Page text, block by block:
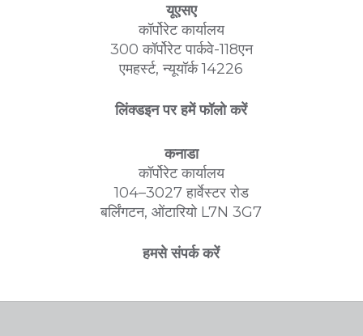
यूएसए
कॉर्पोरेट कार्यालय
300 कॉर्पोरेट पार्कवे-118एन
एमहर्स्ट, न्यूयॉर्क 14226
लिंक्डइन पर हमें फॉलो करें
कनाडा
कॉर्पोरेट कार्यालय
104–3027 हार्वेस्टर रोड
बर्लिंगटन, ओंटारियो L7N 3G7
हमसे संपर्क करें